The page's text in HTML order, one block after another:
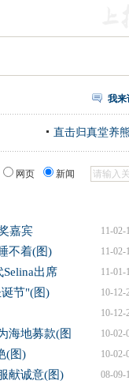
我来
直击归真堂养
网页 新闻
11-02-
嘉宾
11-02-
不着(图)
11-01-
出席
10-12-
节"(图)
10-12-
10-02-
海地募款(图
10-02-
(图)
08-09-
献诚意(图)